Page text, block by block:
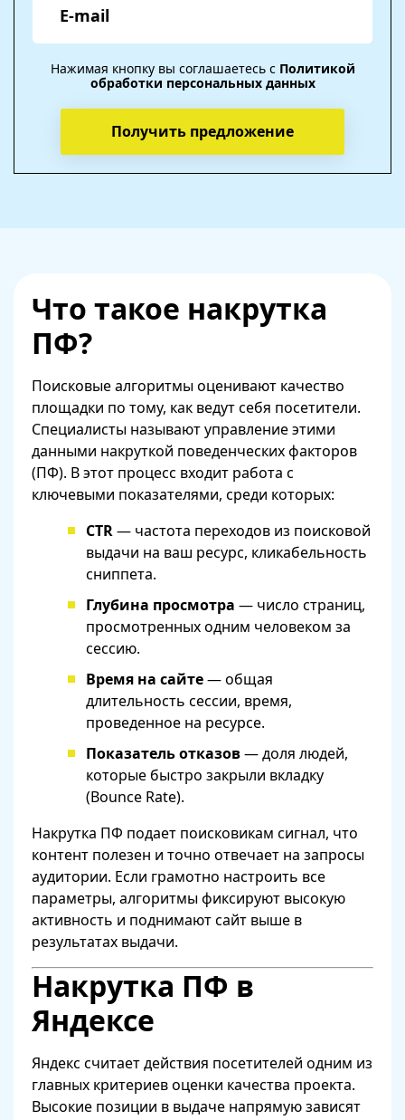
Нажимая кнопку вы соглашаетесь с Политикой
обработки персональных данных
Что такое накрутка
ПФ?
Поисковые алгоритмы оценивают качество
площадки по тому, как ведут себя посетители.
Специалисты называют управление этими
данными накруткой поведенческих факторов
(ПФ). В этот процесс входит работа с
ключевыми показателями, среди которых:
CTR— частота переходов из поисковой
выдачи на ваш ресурс, кликабельность
сниппета.
Глубина просмотра — число страниц,
просмотренных одним человеком за
сессию.
Время на сайте— общая
длительность сессии, время,
проведенное на ресурсе.
Показатель отказов— доля людей,
которые быстро закрыли вкладку
(Bounce Rate).
Накрутка ПФ подает поисковикам сигнал, что
контент полезен и точно отвечает на запросы
аудитории. Если грамотно настроить все
параметры, алгоритмы фиксируют высокую
активность и поднимают сайт выше в
результатах выдачи.
Накрутка ПФ в
Яндексе
Яндекс считает действия посетителей одним из
главных критериев оценки качества проекта.
Высокие позиции в выдаче напрямую зависят